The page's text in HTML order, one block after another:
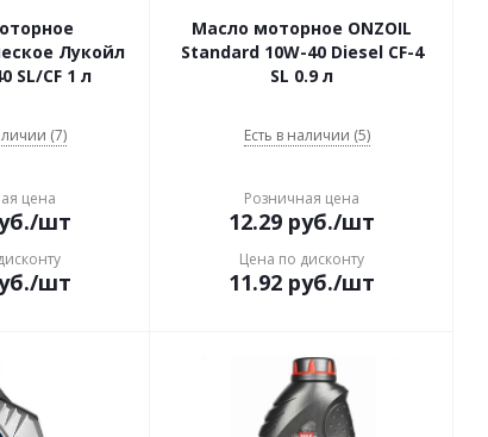
Лукойл
SL/CF 1 л
(7)
цена
/шт
/шт
Масло моторное ONZOIL
Standard 10W-40 Diesel CF-4
SL 0.9 л
Есть в наличии (5)
Розничная цена
12.29 руб./шт
Цена по дисконту
11.92 руб./шт